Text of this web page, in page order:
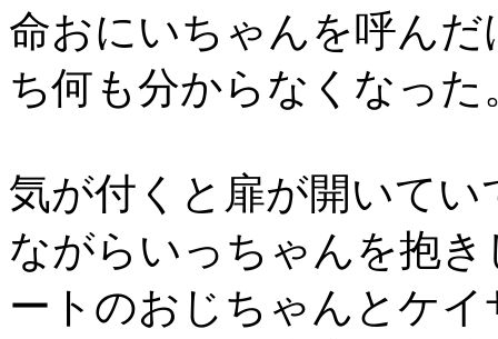
命おにいちゃんを呼ん
ち何も分からなくなった
気が付くと扉が開いて
ながらいっちゃんを抱
ートのおじちゃんとケ